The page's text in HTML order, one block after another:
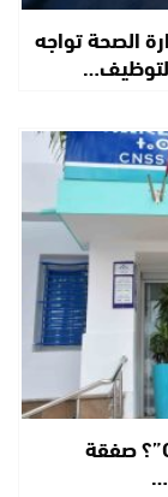
الصحة تواجه
هل فشلت منظومة الرقابة داخل “CNSS”؟ صفقة